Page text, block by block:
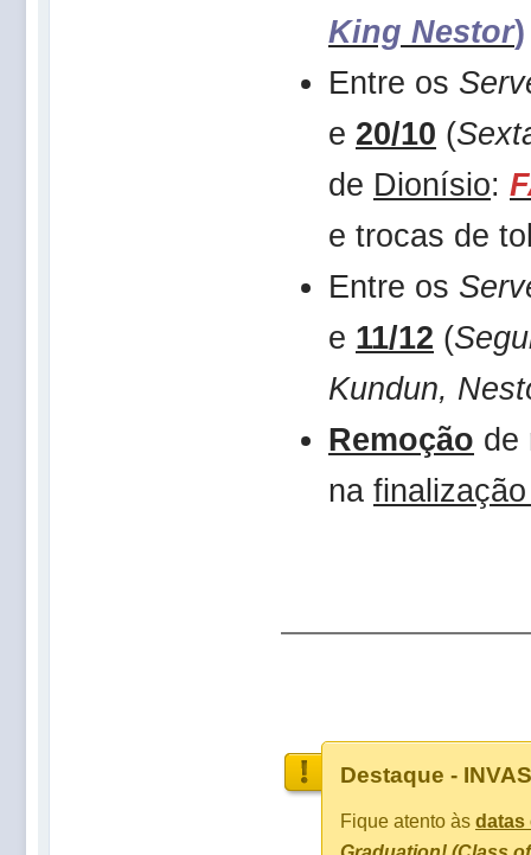
King Nestor)
Entre os
e 20/10 (
de Dionísio:
e trocas de
Entre os
e 11/12 (
Kundun,
Remoção de
na
Destaque -
Fique atento às datas